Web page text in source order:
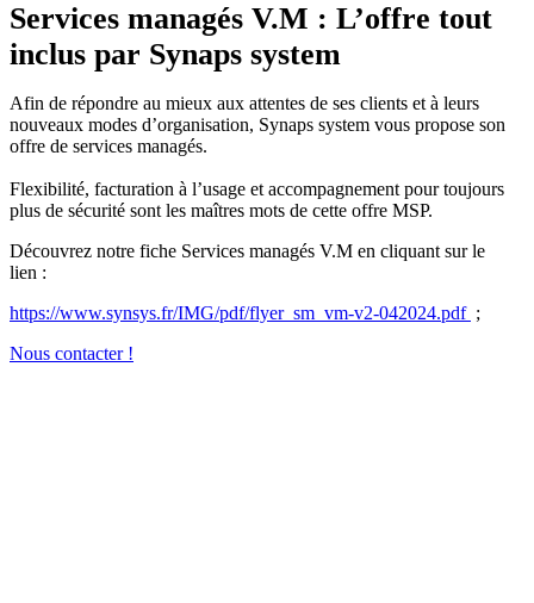
Services managés V.M : L’offre tout
inclus par Synaps system
Afin de répondre au mieux aux attentes de ses clients et à leurs
nouveaux modes d’organisation, Synaps system vous propose son
offre de services managés.
Flexibilité, facturation à l’usage et accompagnement pour toujours
plus de sécurité sont les maîtres mots de cette offre MSP.
Découvrez notre fiche Services managés V.M en cliquant sur le
lien :
https://www.synsys.fr/IMG/pdf/flyer_sm_vm-v2-042024.pdf ;
Nous contacter !